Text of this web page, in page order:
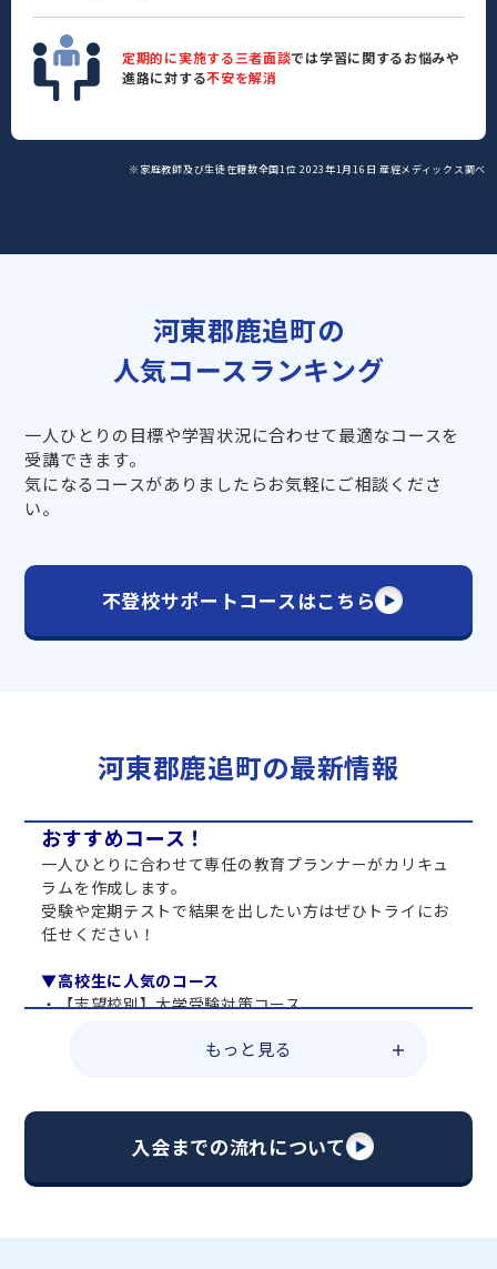
定期的に実施する三者面談では学習に関するお悩みや
進路に対する不安を解消
※家庭教師及び生徒在籍数全国1位 2023年1月16日 産經メディックス調べ
河東郡鹿追町の
人気コースランキング
一人ひとりの目標や学習状況に合わせて最適なコースを
受講できます。
気になるコースがありましたらお気軽にご相談くださ
い。
不登校サポートコースはこちら
河東郡鹿追町の最新情報
おすすめコース！
一人ひとりに合わせて専任の教育プランナーがカリキュ
ラムを作成します。
受験や定期テストで結果を出したい方はぜひトライにお
任せください！
▼高校生に人気のコース
・【志望校別】大学受験対策コース
・総合型選抜直前対策コース
・【志望校別】公立・私立高校受験対策コース
もっと見る
入会までの流れについて